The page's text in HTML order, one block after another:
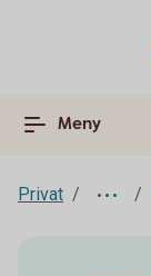
Meny
Privat